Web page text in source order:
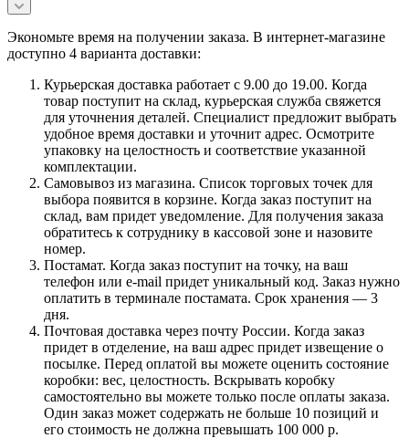
Экономьте время на получении заказа. В интернет-магазине
доступно 4 варианта доставки:
Курьерская доставка работает с 9.00 до 19.00. Когда
товар поступит на склад, курьерская служба свяжется
для уточнения деталей. Специалист предложит выбрать
удобное время доставки и уточнит адрес. Осмотрите
упаковку на целостность и соответствие указанной
комплектации.
Самовывоз из магазина. Список торговых точек для
выбора появится в корзине. Когда заказ поступит на
склад, вам придет уведомление. Для получения заказа
обратитесь к сотруднику в кассовой зоне и назовите
номер.
Постамат. Когда заказ поступит на точку, на ваш
телефон или e-mail придет уникальный код. Заказ нужно
оплатить в терминале постамата. Срок хранения — 3
дня.
Почтовая доставка через почту России. Когда заказ
придет в отделение, на ваш адрес придет извещение о
посылке. Перед оплатой вы можете оценить состояние
коробки: вес, целостность. Вскрывать коробку
самостоятельно вы можете только после оплаты заказа.
Один заказ может содержать не больше 10 позиций и
его стоимость не должна превышать 100 000 р.